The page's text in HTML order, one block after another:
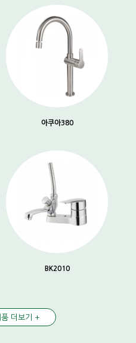
아쿠아380
BK2010
품 더보기 +